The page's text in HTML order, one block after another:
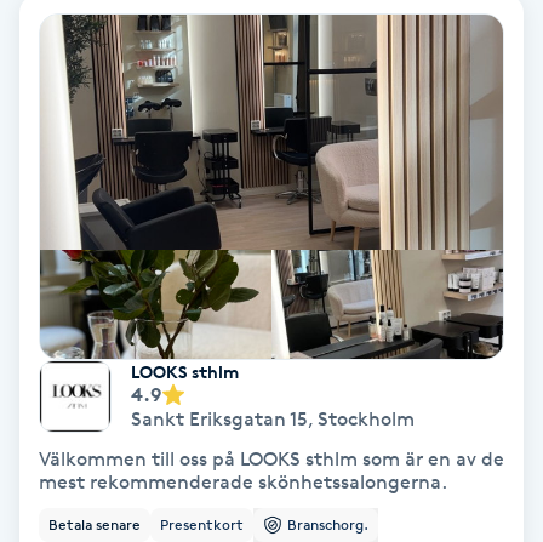
Katun fransar
Kemisk peeling
Keratinbehandling
Kinesiologi
Kinesisk medicin
Kiropraktik
Klangmassage
LOOKS sthlm
4.9
Sankt Eriksgatan 15, Stockholm
Välkommen till oss på LOOKS sthlm som är en av de
mest rekommenderade skönhetssalongerna.
Betala senare Presentkort Branschorg.